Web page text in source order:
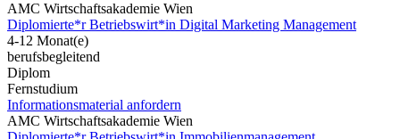
AMC Wirtschaftsakademie Wien
Diplomierte*r Betriebswirt*in Digital Marketing Management
4-12 Monat(e)
berufsbegleitend
Diplom
Fernstudium
Informationsmaterial anfordern
AMC Wirtschaftsakademie Wien